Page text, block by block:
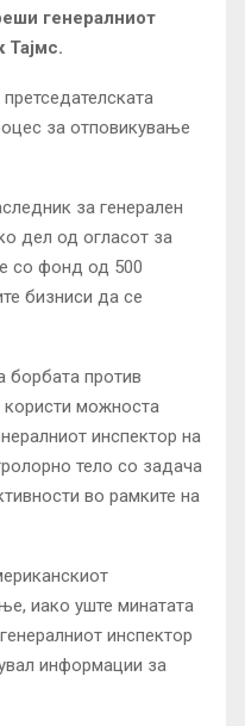
генералниот
Тајмс.
за отповикување
за генерален
дел од огласот за
со фонд од 500
бизниси да се
борбата против
користи можноста
инспектор на
тело со задача
во рамките на
иако уште минатата
инспектор
информации за